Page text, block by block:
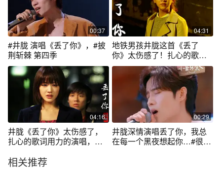
00:37
#井胧 演唱《丢了你》，#披
荆斩棘 第四季
04:31
地铁男孩井胧这首《丢了
你》太伤感了！扎心的歌词
让人忍不住泪流
04:16
井胧《丢了你》太伤感了，
扎心的歌词用力的演唱，让
00:29
井胧深情演唱丢了你，我总
在每一个黑夜想起你…#很高
相关推荐